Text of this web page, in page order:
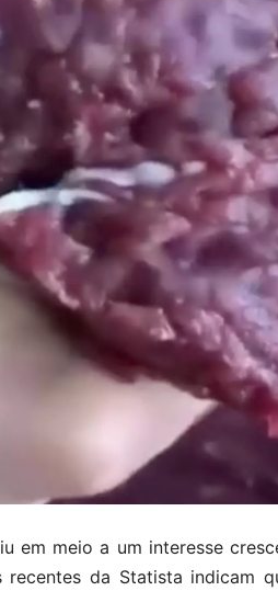
em meio a um interesse
recentes da Statista indicam